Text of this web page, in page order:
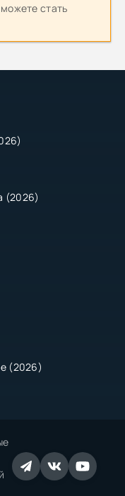
(2026)
(2026)
стать